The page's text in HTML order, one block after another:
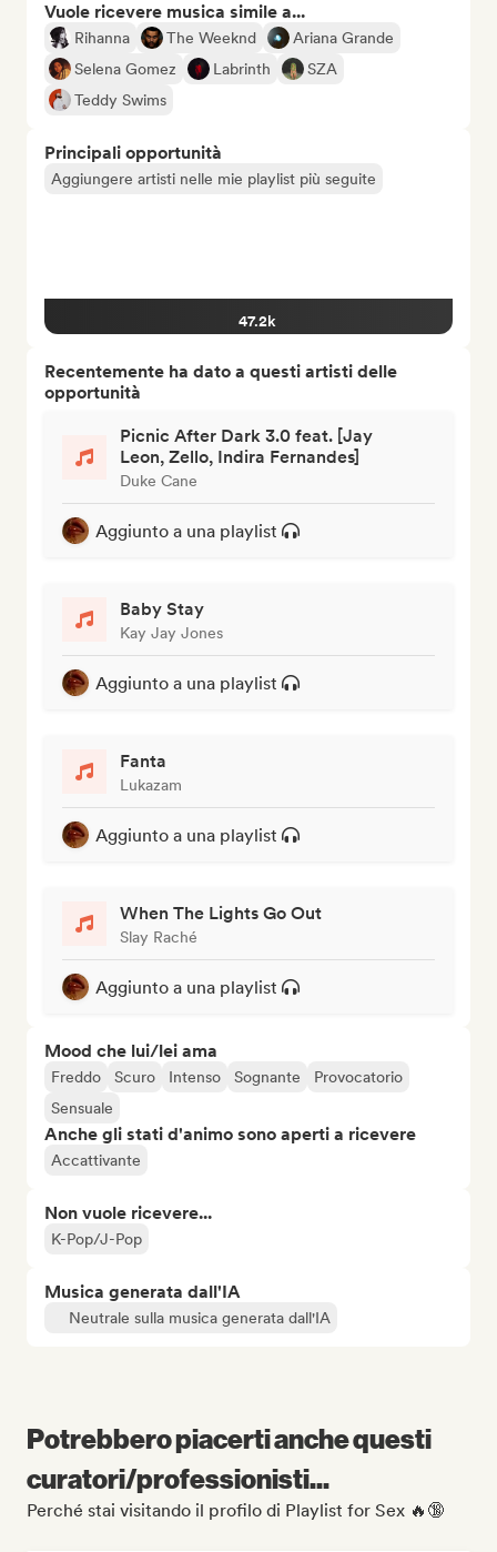
Vuole ricevere musica simile a...
Rihanna The Weeknd
Ariana Grande
Selena Gomez
Labrinth
SZA
Teddy Swims
Principali opportunità
Aggiungere artisti nelle mie playlist più seguite
47.2k
Recentemente ha dato a questi artisti delle
opportunità
Picnic After Dark 3.0 feat. [Jay
Leon, Zello, Indira Fernandes]
Duke Cane
Aggiunto a una playlist
Baby Stay
Kay Jay Jones
Aggiunto a una playlist
Fanta
Lukazam
Aggiunto a una playlist
When The Lights Go Out
Slay Raché
Aggiunto a una playlist
Mood che lui/lei ama
Freddo Scuro Intenso Sognante
Provocatorio
Sensuale
Anche gli stati d'animo sono aperti a ricevere
Accattivante
Non vuole ricevere...
K-Pop/J-Pop
Musica generata dall'IA
Neutrale sulla musica generata dall'IA
Potrebbero piacerti anche questi
curatori/professionisti...
Perché stai visitando il profilo di Playlist for Sex 🔥🔞